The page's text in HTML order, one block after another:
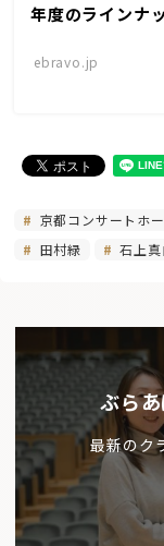
年度のラインナ
ebravo.jp
京都コンサートホ
田村緑
石上
ぶら
最新のク